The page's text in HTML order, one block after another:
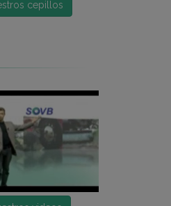
cepillos